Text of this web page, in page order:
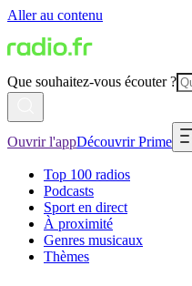
Aller au contenu
Que souhaitez-vous écouter ?
Ouvrir l'appDécouvrir Prime
Top 100 radios
Podcasts
Sport en direct
À proximité
Genres musicaux
Thèmes